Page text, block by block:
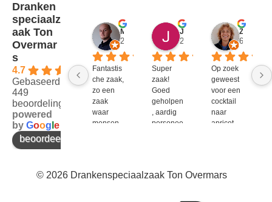
Dranken
speciaalz
aak Ton
Overmar
s
4.7
Gebaseerd op
449
beoordelingen
powered
by Goog e
beoordeel ons op
2 jaar geleden
Fantastis
che zaak,
zo een
zaak
waar
mensen
enthousi
2 jaar geleden
Super
zaak!
Goed
geholpen
, aardig
personee
6 jaar
Op zoek
geweest
voor een
cocktail
naar
apricot
niet te
© 2026 Drankenspeciaalzaak Ton Overmars